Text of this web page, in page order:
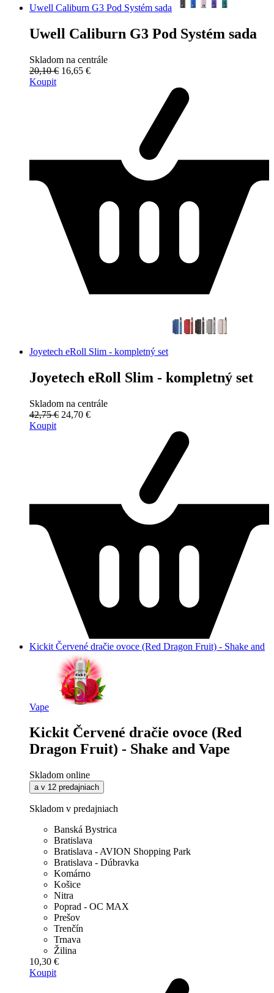
Uwell Caliburn G3 Pod Systém sada
Uwell Caliburn G3 Pod Systém sada
Skladom na centrále
20,10 € 16,65 €
Koupit
Joyetech eRoll Slim - kompletný set
Joyetech eRoll Slim - kompletný set
Skladom na centrále
42,75 € 24,70 €
Koupit
Kickit Červené dračie ovoce (Red Dragon Fruit) - Shake and
Vape
Kickit Červené dračie ovoce (Red
Dragon Fruit) - Shake and Vape
Skladom online
a v 12 predajniach
Skladom v predajniach
Banská Bystrica
Bratislava
Bratislava - AVION Shopping Park
Bratislava - Dúbravka
Komárno
Košice
Nitra
Poprad - OC MAX
Prešov
Trenčín
Trnava
Žilina
10,30 €
Koupit